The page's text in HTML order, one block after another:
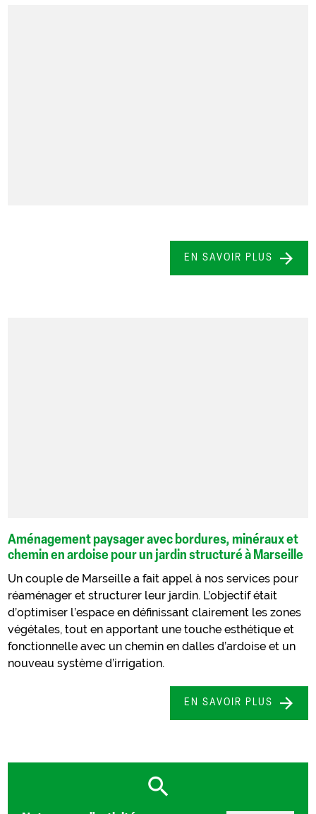
EN SAVOIR PLUS
Aménagement paysager avec bordures, minéraux et
chemin en ardoise pour un jardin structuré à Marseille
Un couple de Marseille a fait appel à nos services pour
réaménager et structurer leur jardin. L’objectif était
d’optimiser l’espace en définissant clairement les zones
végétales, tout en apportant une touche esthétique et
fonctionnelle avec un chemin en dalles d’ardoise et un
nouveau système d’irrigation.
EN SAVOIR PLUS